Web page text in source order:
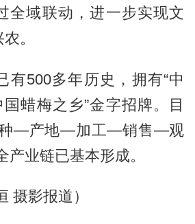
全域联动，进一步实现文
。
有500多年历史，拥有“中
国蜡梅之乡”金字招牌。目
种—产地—加工—销售—观
产业链已基本形成。
摄影报道）